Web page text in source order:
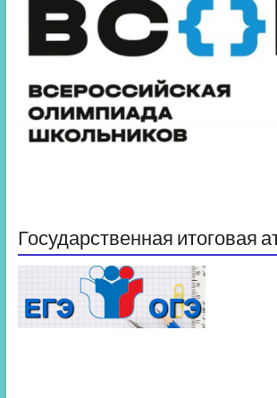
Государственная итоговая